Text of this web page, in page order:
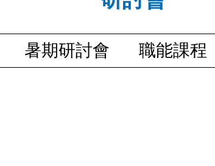
暑期研討會 職能課程